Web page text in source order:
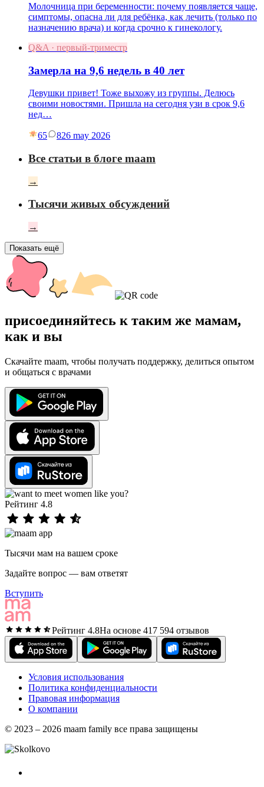
Молочница при беременности: почему появляется чаще,
симптомы, опасна ли для ребёнка, как лечить (только по
назначению врача) и когда срочно к гинекологу.
Q&A · первый-триместр
Замерла на 9,6 недель в 40 лет
Девушки привет! Тоже выхожу из группы. Делюсь
своими новостями. Пришла на сегодня узи в срок 9,6
нед…
65 826 may 2026
Все статьи в блоге maam
→
Тысячи живых обсуждений
→
Показать ещё
присоединяйтесь к таким же мамам,
как и вы
Скачайте maam, чтобы получать поддержку, делиться опытом
и общаться с врачами
Рейтинг 4.8
Тысячи мам на вашем сроке
Задайте вопрос — вам ответят
Вступить
Рейтинг 4.8На основе 417 594 отзывов
Условия использования
Политика конфиденциальности
Правовая информация
О компании
© 2023 – 2026 maam family все права защищены